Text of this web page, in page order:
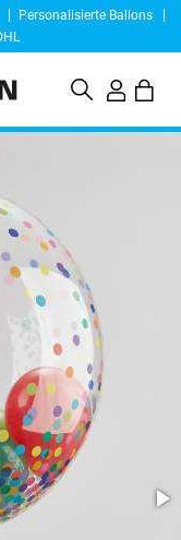
Personalisierte Ballons